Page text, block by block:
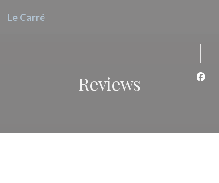
Le Carré
Reviews